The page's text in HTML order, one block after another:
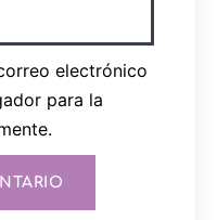
electrónico
para la